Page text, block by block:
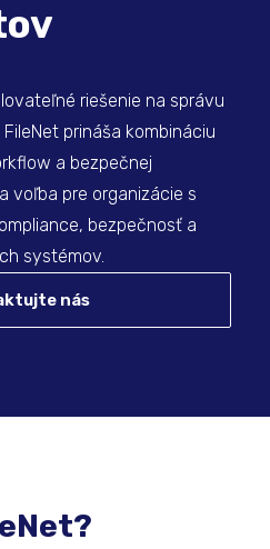
riešenie na správu
prináša kombináciu
a bezpečnej
voľba pre organizácie s
bezpečnosť a
systémov.
nás